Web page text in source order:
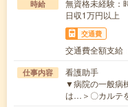
時給
無資格未経験
日収1万円以上
交通費
交通費全額支給
仕事内容
看護助手
▼病院の一般病
は…＞〇カルテ